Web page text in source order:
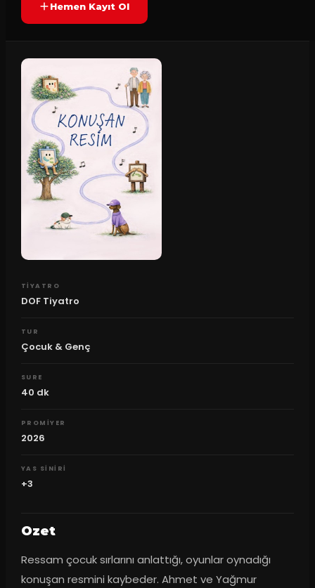
Hemen Kayıt Ol
TIYATRO
DOF Tiyatro
TUR
Çocuk & Genç
SURE
40 dk
PROMIYER
2026
YAS SINIRI
+3
Ozet
Ressam çocuk sırlarını anlattığı, oyunlar oynadığı
konuşan resmini kaybeder. Ahmet ve Yağmur